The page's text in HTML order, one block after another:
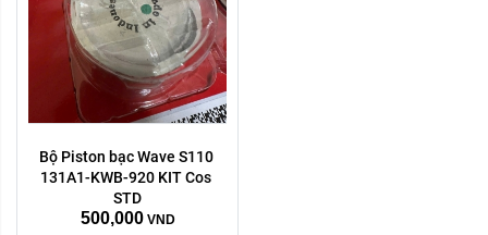
Bộ Piston bạc Wave S110
131A1-KWB-920 KIT Cos
STD
500,000 VND